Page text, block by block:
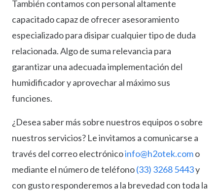
También contamos con personal altamente
capacitado capaz de ofrecer asesoramiento
especializado para disipar cualquier tipo de duda
relacionada. Algo de suma relevancia para
garantizar una adecuada implementación del
humidificador y aprovechar al máximo sus
funciones.
¿Desea saber más sobre nuestros equipos o sobre
nuestros servicios? Le invitamos a comunicarse a
través del correo electrónicoinfo@h2otek.como
mediante el número de teléfono(33) 3268 5443y
con gusto responderemos a la brevedad con toda la